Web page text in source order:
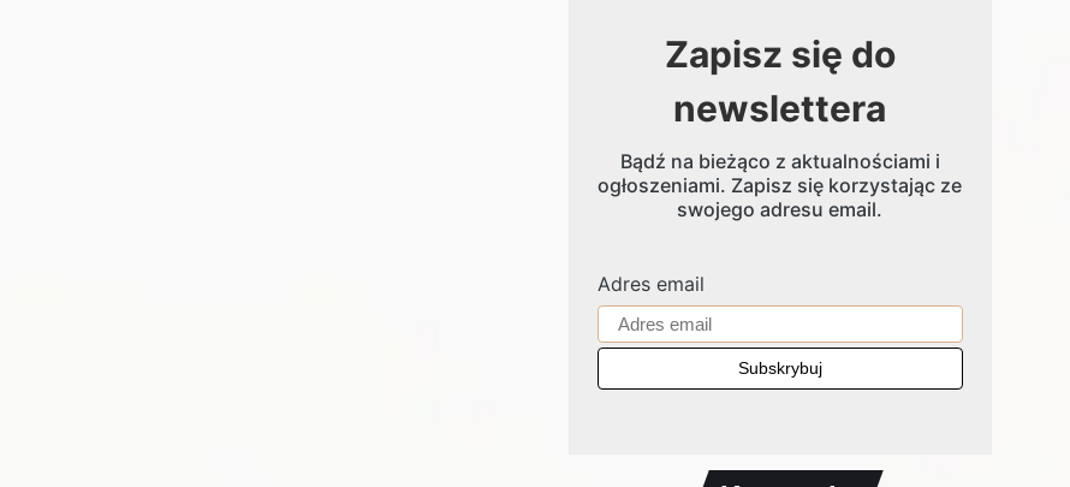
Zapisz się do
newslettera
Bądź na bieżąco z aktualnościami i
ogłoszeniami. Zapisz się korzystając ze
swojego adresu email.
Adres email